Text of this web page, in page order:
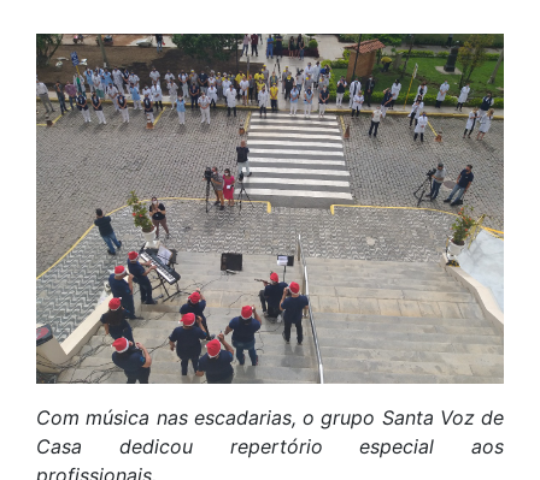
Com música nas escadarias, o grupo Santa Voz de
Casa dedicou repertório especial aos
profissionais.